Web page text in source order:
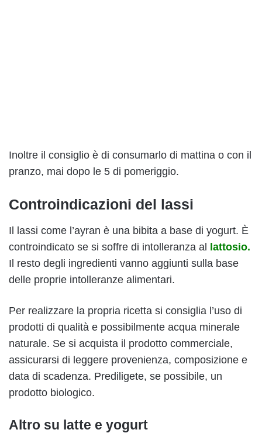
Inoltre il consiglio è di consumarlo di mattina o con il
pranzo, mai dopo le 5 di pomeriggio.
Controindicazioni del lassi
Il lassi come l’ayran è una bibita a base di yogurt. È
controindicato se si soffre di intolleranza al lattosio.
Il resto degli ingredienti vanno aggiunti sulla base
delle proprie intolleranze alimentari.
Per realizzare la propria ricetta si consiglia l’uso di
prodotti di qualità e possibilmente acqua minerale
naturale. Se si acquista il prodotto commerciale,
assicurarsi di leggere provenienza, composizione e
data di scadenza. Prediligete, se possibile, un
prodotto biologico.
Altro su latte e yogurt